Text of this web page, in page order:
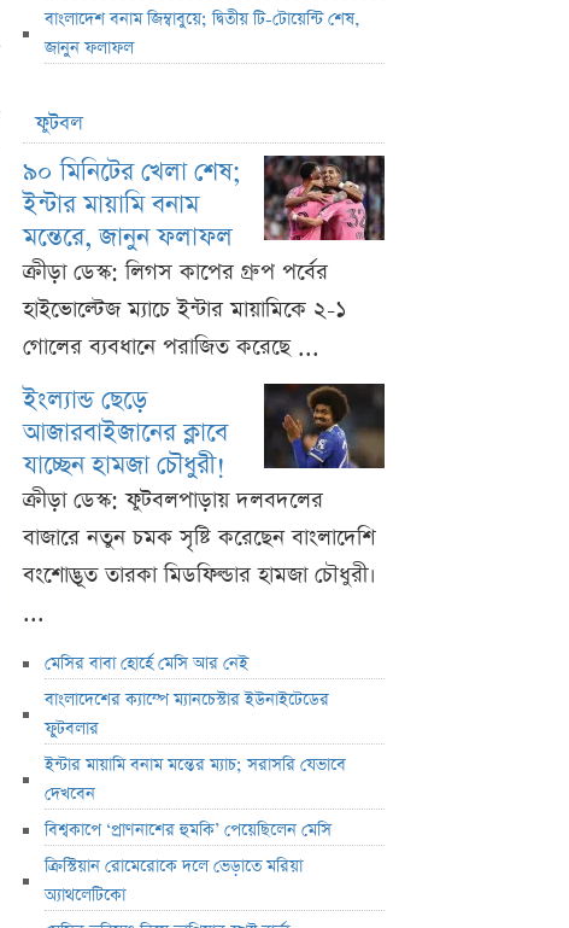
বাংলাদেশ বনাম জিম্বাবুয়ে; দ্বিতীয় টি-টোয়েন্টি শেষ,
জানুন ফলাফল
ফুটবল
৯০ মিনিটের খেলা শেষ;
ইন্টার মায়ামি বনাম
মন্তেরে, জানুন ফলাফল
ক্রীড়া ডেস্ক: লিগস কাপের গ্রুপ পর্বের
হাইভোল্টেজ ম্যাচে ইন্টার মায়ামিকে ২-১
গোলের ব্যবধানে পরাজিত করেছে ...
ইংল্যান্ড ছেড়ে
আজারবাইজানের ক্লাবে
যাচ্ছেন হামজা চৌধুরী!
ক্রীড়া ডেস্ক: ফুটবলপাড়ায় দলবদলের
বাজারে নতুন চমক সৃষ্টি করেছেন বাংলাদেশি
বংশোদ্ভূত তারকা মিডফিল্ডার হামজা চৌধুরী।
...
মেসির বাবা হোর্হে মেসি আর নেই
বাংলাদেশের ক্যাম্পে ম্যানচেস্টার ইউনাইটেডের
ফুটবলার
ইন্টার মায়ামি বনাম মন্তের ম্যাচ; সরাসরি যেভাবে
দেখবেন
বিশ্বকাপে ‘প্রাণনাশের হুমকি’ পেয়েছিলেন মেসি
ক্রিস্টিয়ান রোমেরোকে দলে ভেড়াতে মরিয়া
অ্যাথলেটিকো